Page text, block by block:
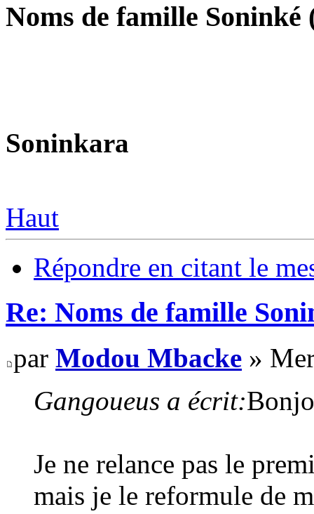
Noms de famille
Soninkara
Haut
Répondre en citant le
Re: Noms de famille
par Modou Mbacke »
Gangoueus a écrit:
Je ne relance pas le
mais je le reformule de